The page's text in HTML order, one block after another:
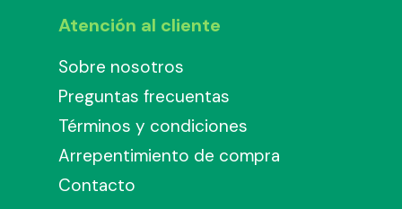
Atención al cliente
Sobre nosotros
Preguntas frecuentas
Términos y condiciones
Arrepentimiento de compra
Contacto